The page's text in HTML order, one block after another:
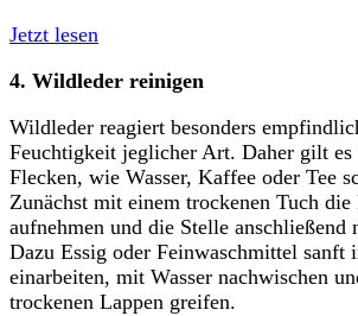
Jetzt lesen
4. Wildleder reinigen
Wildleder reagiert besonders
Feuchtigkeit jeglicher Art. Daher gilt es
Flecken, wie Wasser, Kaffee oder Tee
Zunächst mit einem trockenen Tuch
aufnehmen und die Stelle anschließend
Dazu Essig oder Feinwaschmittel sanft
einarbeiten, mit Wasser nachwischen
trockenen Lappen greifen.